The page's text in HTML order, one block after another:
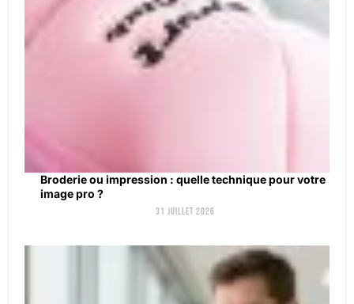
Broderie ou impression : quelle technique pour votre
image pro ?
31 juillet 2026